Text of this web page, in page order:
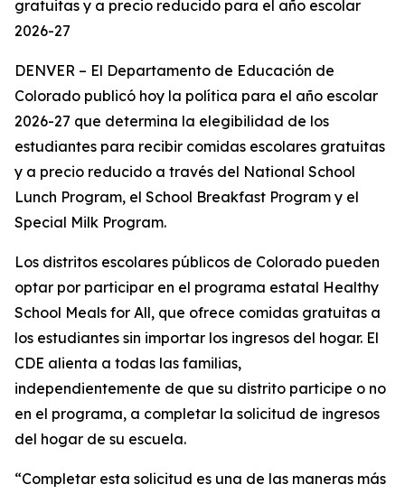
gratuitas y a precio reducido para el año escolar
2026-27
DENVER – El Departamento de Educación de
Colorado publicó hoy la política para el año escolar
2026-27 que determina la elegibilidad de los
estudiantes para recibir comidas escolares gratuitas
y a precio reducido a través del National School
Lunch Program, el School Breakfast Program y el
Special Milk Program.
Los distritos escolares públicos de Colorado pueden
optar por participar en el programa estatal Healthy
School Meals for All, que ofrece comidas gratuitas a
los estudiantes sin importar los ingresos del hogar. El
CDE alienta a todas las familias,
independientemente de que su distrito participe o no
en el programa, a completar la solicitud de ingresos
del hogar de su escuela.
“Completar esta solicitud es una de las maneras más